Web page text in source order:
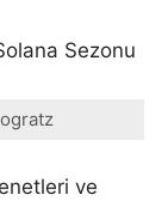
ve